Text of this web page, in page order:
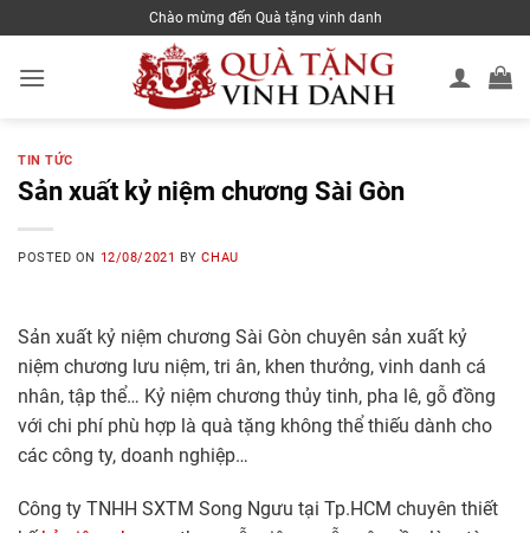
to
content
Chào mừng đến Quà tặng vinh danh
TIN TỨC
Sản xuất kỷ niệm chương Sài Gòn
POSTED ON 12/08/2021 BYCHAU
Sản xuất kỷ niệm chương Sài Gòn chuyên sản xuất kỷ
niệm chương lưu niệm, tri ân, khen thưởng, vinh danh cá
nhân, tập thể… Kỷ niệm chương thủy tinh, pha lê, gỗ đồng
với chi phí phù hợp là quà tặng không thể thiếu dành cho
các công ty, doanh nghiệp…
Công ty TNHH SXTM Song Ngưu tại Tp.HCM chuyên thiết